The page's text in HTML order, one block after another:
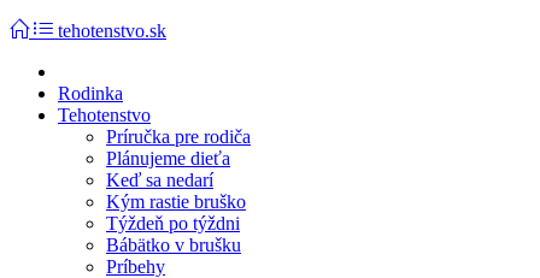
tehotenstvo.sk
Rodinka
Tehotenstvo
Príručka pre rodiča
Plánujeme dieťa
Keď sa nedarí
Kým rastie bruško
Týždeň po týždni
Bábätko v brušku
Príbehy